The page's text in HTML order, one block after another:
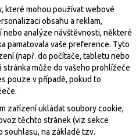
které mohou používat webové
obsahu a reklam,
analýze návštěvnosti, některé
pamatovala vaše preference. Tyto
(např. do počítače, tabletu nebo
může do vašeho prohlížeče
pouze v případě, pokud to
zařízení ukládat soubory cookie,
těchto stránek (viz sekce
souhlasu, na základě tzv.